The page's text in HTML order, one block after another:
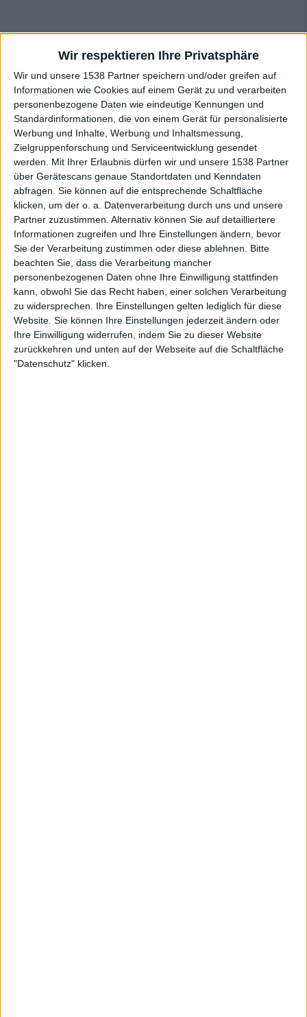
Wir respektieren Ihre Privatsphäre
Wir und unsere 1538 Partner speichern und/oder greifen auf
Informationen wie Cookies auf einem Gerät zu und verarbeiten
personenbezogene Daten wie eindeutige Kennungen und
Standardinformationen, die von einem Gerät für personalisierte
Werbung und Inhalte, Werbung und Inhaltsmessung,
Zielgruppenforschung und Serviceentwicklung gesendet
werden.
Mit Ihrer Erlaubnis dürfen wir und unsere 1538 Partner
über Gerätescans genaue Standortdaten und Kenndaten
abfragen. Sie können auf die entsprechende Schaltfläche
klicken, um der o. a. Datenverarbeitung durch uns und unsere
Partner zuzustimmen. Alternativ können Sie auf detailliertere
Informationen zugreifen und Ihre Einstellungen ändern, bevor
Sie der Verarbeitung zustimmen oder diese ablehnen.
Bitte
beachten Sie, dass die Verarbeitung mancher
personenbezogenen Daten ohne Ihre Einwilligung stattfinden
kann, obwohl Sie das Recht haben, einer solchen Verarbeitung
zu widersprechen. Ihre Einstellungen gelten lediglich für diese
Website. Sie können Ihre Einstellungen jederzeit ändern oder
Ihre Einwilligung widerrufen, indem Sie zu dieser Website
zurückkehren und unten auf der Webseite auf die Schaltfläche
"Datenschutz" klicken.
24.05.2010
metal.de
Newsletter abonnieren
Mehr zu Dio